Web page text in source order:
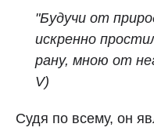
"Будучи от
искренно
рану, мною от
V)
Судя по всему, он